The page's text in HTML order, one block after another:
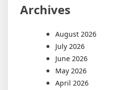
Archives
August 2026
July 2026
June 2026
May 2026
April 2026